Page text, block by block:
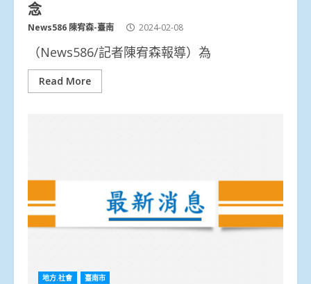
念
News586 陳宥森-臺南 2024-02-08
（News586/記者陳宥森報導）為
Read More
地方.社會 臺南市